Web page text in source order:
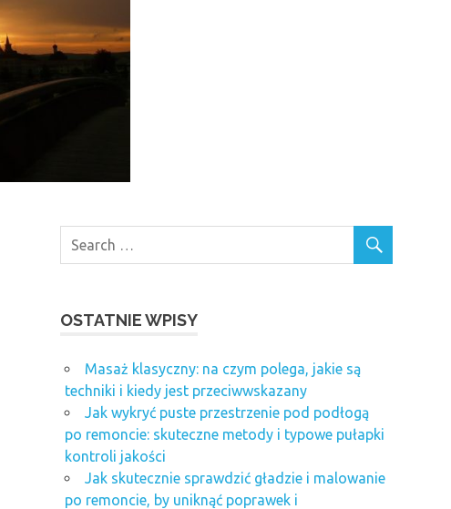
OSTATNIE WPISY
Masaż klasyczny: na czym polega, jakie są
techniki i kiedy jest przeciwwskazany
Jak wykryć puste przestrzenie pod podłogą
po remoncie: skuteczne metody i typowe pułapki
kontroli jakości
Jak skutecznie sprawdzić gładzie i malowanie
po remoncie, by uniknąć poprawek i